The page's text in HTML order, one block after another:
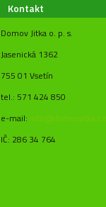
Kontakt
Domov Jitka o. p. s.
Jasenická 1362
755 01 Vsetín
tel.: 571 424 850
e-mail: info@domovjitka.cz
IČ: 286 34 764